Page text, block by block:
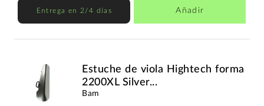
Entrega en 2/4 días Añadir
Estuche de viola Hightech forma
2200XL Silver...
Bam